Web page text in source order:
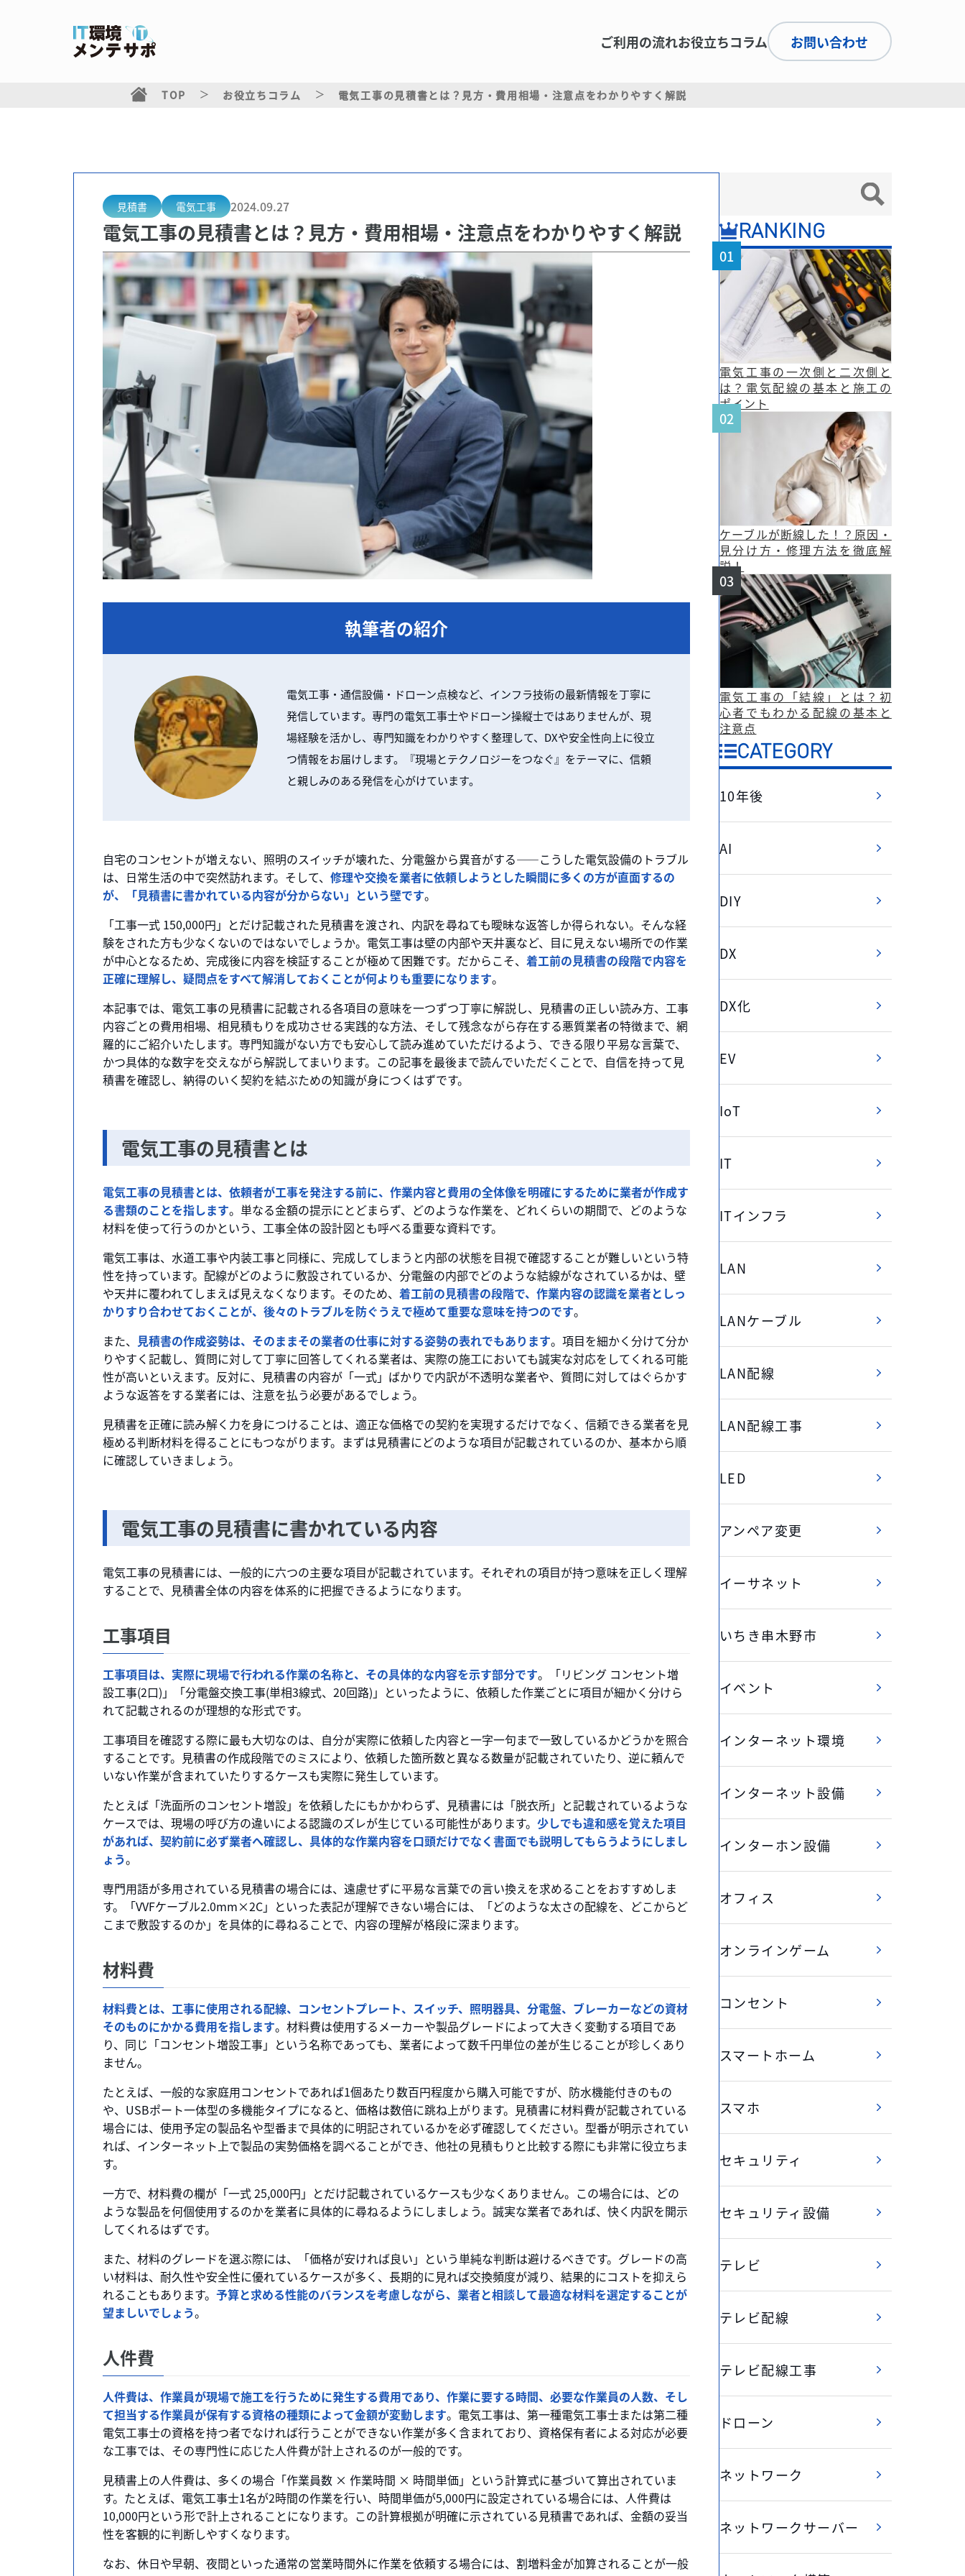
ご利用の流れお役立ちコラム お問い合わせ
TOP お役立ちコラム 電気工事の見積書とは？見方・費用相場・注意点をわかりやすく解説
見積書 電気工事 2024.09.27
電気工事の見積書とは？見方・費用相場・注意点をわかりやすく解説
執筆者の紹介
電気工事・通信設備・ドローン点検など、インフラ技術の最新情報を丁寧に
発信しています。専門の電気工事士やドローン操縦士ではありませんが、現
場経験を活かし、専門知識をわかりやすく整理して、DXや安全性向上に役立
つ情報をお届けします。『現場とテクノロジーをつなぐ』をテーマに、信頼
と親しみのある発信を心がけています。
自宅のコンセントが増えない、照明のスイッチが壊れた、分電盤から異音がする——こうした電気設備のトラブル
は、日常生活の中で突然訪れます。そして、修理や交換を業者に依頼しようとした瞬間に多くの方が直面するの
が、「見積書に書かれている内容が分からない」という壁です。
「工事一式 150,000円」とだけ記載された見積書を渡され、内訳を尋ねても曖昧な返答しか得られない。そんな経
験をされた方も少なくないのではないでしょうか。電気工事は壁の内部や天井裏など、目に見えない場所での作業
が中心となるため、完成後に内容を検証することが極めて困難です。だからこそ、着工前の見積書の段階で内容を
正確に理解し、疑問点をすべて解消しておくことが何よりも重要になります。
本記事では、電気工事の見積書に記載される各項目の意味を一つずつ丁寧に解説し、見積書の正しい読み方、工事
内容ごとの費用相場、相見積もりを成功させる実践的な方法、そして残念ながら存在する悪質業者の特徴まで、網
羅的にご紹介いたします。専門知識がない方でも安心して読み進めていただけるよう、できる限り平易な言葉で、
かつ具体的な数字を交えながら解説してまいります。この記事を最後まで読んでいただくことで、自信を持って見
積書を確認し、納得のいく契約を結ぶための知識が身につくはずです。
電気工事の見積書とは
電気工事の見積書とは、依頼者が工事を発注する前に、作業内容と費用の全体像を明確にするために業者が作成す
る書類のことを指します。単なる金額の提示にとどまらず、どのような作業を、どれくらいの期間で、どのような
材料を使って行うのかという、工事全体の設計図とも呼べる重要な資料です。
電気工事は、水道工事や内装工事と同様に、完成してしまうと内部の状態を目視で確認することが難しいという特
性を持っています。配線がどのように敷設されているか、分電盤の内部でどのような結線がなされているかは、壁
や天井に覆われてしまえば見えなくなります。そのため、着工前の見積書の段階で、作業内容の認識を業者としっ
かりすり合わせておくことが、後々のトラブルを防ぐうえで極めて重要な意味を持つのです。
また、 見積書の作成姿勢は、そのままその業者の仕事に対する姿勢の表れでもあります。項目を細かく分けて分か
りやすく記載し、質問に対して丁寧に回答してくれる業者は、実際の施工においても誠実な対応をしてくれる可能
性が高いといえます。反対に、見積書の内容が「一式」ばかりで内訳が不透明な業者や、質問に対してはぐらかす
ような返答をする業者には、注意を払う必要があるでしょう。
見積書を正確に読み解く力を身につけることは、適正な価格での契約を実現するだけでなく、信頼できる業者を見
極める判断材料を得ることにもつながります。まずは見積書にどのような項目が記載されているのか、基本から順
に確認していきましょう。
電気工事の見積書に書かれている内容
電気工事の見積書には、一般的に六つの主要な項目が記載されています。それぞれの項目が持つ意味を正しく理解
することで、見積書全体の内容を体系的に把握できるようになります。
工事項目
工事項目は、実際に現場で行われる作業の名称と、その具体的な内容を示す部分です。「リビング コンセント増
設工事(2口)」「分電盤交換工事(単相3線式、20回路)」といったように、依頼した作業ごとに項目が細かく分けら
れて記載されるのが理想的な形式です。
工事項目を確認する際に最も大切なのは、自分が実際に依頼した内容と一字一句まで一致しているかどうかを照合
することです。見積書の作成段階でのミスにより、依頼した箇所数と異なる数量が記載されていたり、逆に頼んで
いない作業が含まれていたりするケースも実際に発生しています。
たとえば「洗面所のコンセント増設」を依頼したにもかかわらず、見積書には「脱衣所」と記載されているような
ケースでは、現場の呼び方の違いによる認識のズレが生じている可能性があります。少しでも違和感を覚えた項目
があれば、契約前に必ず業者へ確認し、具体的な作業内容を口頭だけでなく書面でも説明してもらうようにしまし
ょう。
専門用語が多用されている見積書の場合には、遠慮せずに平易な言葉での言い換えを求めることをおすすめしま
す。「VVFケーブル2.0mm×2C」といった表記が理解できない場合には、「どのような太さの配線を、どこからど
こまで敷設するのか」を具体的に尋ねることで、内容の理解が格段に深まります。
材料費
材料費とは、工事に使用される配線、コンセントプレート、スイッチ、照明器具、分電盤、ブレーカーなどの資材
そのものにかかる費用を指します。材料費は使用するメーカーや製品グレードによって大きく変動する項目であ
り、同じ「コンセント増設工事」という名称であっても、業者によって数千円単位の差が生じることが珍しくあり
ません。
たとえば、一般的な家庭用コンセントであれば1個あたり数百円程度から購入可能ですが、防水機能付きのもの
や、USBポート一体型の多機能タイプになると、価格は数倍に跳ね上がります。見積書に材料費が記載されている
場合には、使用予定の製品名や型番まで具体的に明記されているかを必ず確認してください。型番が明示されてい
れば、インターネット上で製品の実勢価格を調べることができ、他社の見積もりと比較する際にも非常に役立ちま
す。
一方で、材料費の欄が「一式 25,000円」とだけ記載されているケースも少なくありません。この場合には、どの
ような製品を何個使用するのかを業者に具体的に尋ねるようにしましょう。誠実な業者であれば、快く内訳を開示
してくれるはずです。
また、材料のグレードを選ぶ際には、「価格が安ければ良い」という単純な判断は避けるべきです。グレードの高
い材料は、耐久性や安全性に優れているケースが多く、長期的に見れば交換頻度が減り、結果的にコストを抑えら
れることもあります。予算と求める性能のバランスを考慮しながら、業者と相談して最適な材料を選定することが
望ましいでしょう。
人件費
人件費は、作業員が現場で施工を行うために発生する費用であり、作業に要する時間、必要な作業員の人数、そし
て担当する作業員が保有する資格の種類によって金額が変動します。電気工事は、第一種電気工事士または第二種
電気工事士の資格を持つ者でなければ行うことができない作業が多く含まれており、資格保有者による対応が必要
な工事では、その専門性に応じた人件費が計上されるのが一般的です。
見積書上の人件費は、多くの場合「作業員数 × 作業時間 × 時間単価」という計算式に基づいて算出されていま
す。たとえば、電気工事士1名が2時間の作業を行い、時間単価が5,000円に設定されている場合には、人件費は
10,000円という形で計上されることになります。この計算根拠が明確に示されている見積書であれば、金額の妥当
性を客観的に判断しやすくなります。
なお、休日や早朝、夜間といった通常の営業時間外に作業を依頼する場合には、割増料金が加算されることが一般
RANKING
電気工事の一次側と二次側と
は？電気配線の基本と施工の
ポイント
ケーブルが断線した！？原因・
見分け方・修理方法を徹底解
説！
電気工事の「結線」とは？初
心者でもわかる配線の基本と
注意点
CATEGORY
10年後
AI
DIY
DX
DX化
EV
IoT
IT
ITインフラ
LAN
LANケーブル
LAN配線
LAN配線工事
LED
アンペア変更
イーサネット
いちき串木野市
イベント
インターネット環境
インターネット設備
インターホン設備
オフィス
オンラインゲーム
コンセント
スマートホーム
スマホ
セキュリティ
セキュリティ設備
テレビ
テレビ配線
テレビ配線工事
ドローン
ネットワーク
ネットワークサーバー